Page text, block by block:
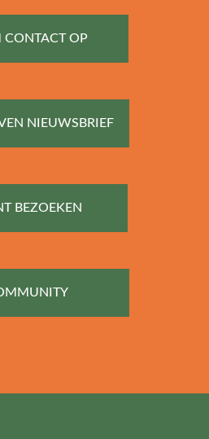
CONTACT OP
NIEUWSBRIEF
BEZOEKEN